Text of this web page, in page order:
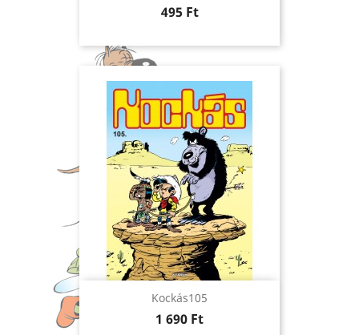
Ár
495 Ft
Kockás105
Ár
1 690 Ft